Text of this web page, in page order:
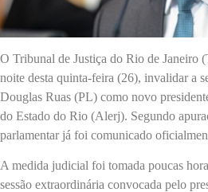
O Tribunal de Justiça do Rio de Janeiro
noite desta quinta-feira (26), invalidar a
Douglas Ruas (PL) como novo
do Estado do Rio (Alerj). Segundo
parlamentar já foi comunicado
A medida judicial foi tomada poucas
sessão extraordinária convocada pelo